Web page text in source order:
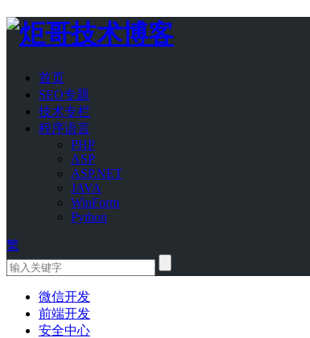
首页
SEO专题
技术专栏
程序语言
PHP
ASP
ASP.NET
JAVA
WinForm
Python
繁
微信开发
前端开发
安全中心